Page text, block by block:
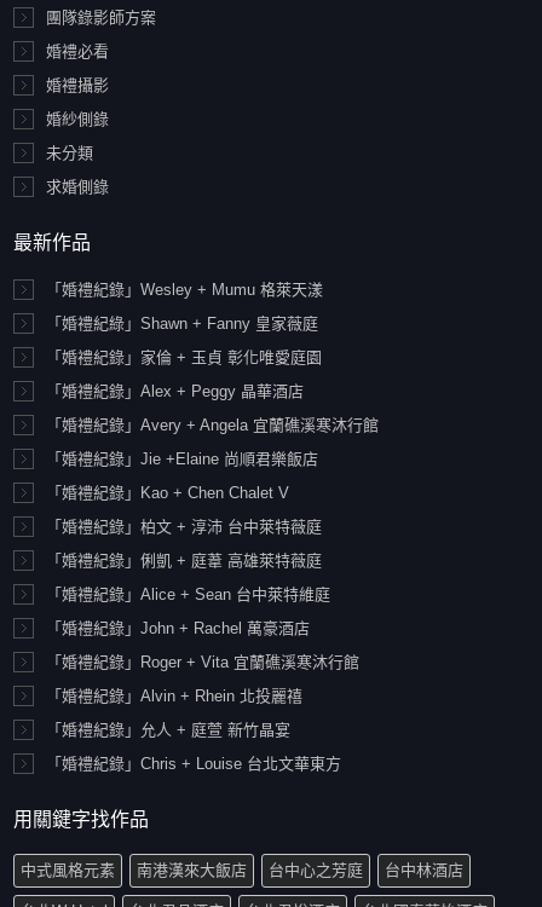
團隊錄影師方案
婚禮必看
婚禮攝影
婚紗側錄
未分類
求婚側錄
最新作品
「婚禮紀錄」Wesley + Mumu 格萊天漾
「婚禮紀綠」Shawn + Fanny 皇家薇庭
「婚禮紀錄」家倫 + 玉貞 彰化唯愛庭園
「婚禮紀錄」Alex + Peggy 晶華酒店
「婚禮紀錄」Avery + Angela 宜蘭礁溪寒沐行館
「婚禮紀錄」Jie +Elaine 尚順君樂飯店
「婚禮紀錄」Kao + Chen Chalet V
「婚禮紀錄」柏文 + 淳沛 台中萊特薇庭
「婚禮紀錄」俐凱 + 庭葦 高雄萊特薇庭
「婚禮紀錄」Alice + Sean 台中萊特維庭
「婚禮紀錄」John + Rachel 萬豪酒店
「婚禮紀錄」Roger + Vita 宜蘭礁溪寒沐行館
「婚禮紀錄」Alvin + Rhein 北投麗禧
「婚禮紀錄」允人 + 庭萱 新竹晶宴
「婚禮紀錄」Chris + Louise 台北文華東方
用關鍵字找作品
中式風格元素 南港漢來大飯店 台中心之芳庭 台中林酒店